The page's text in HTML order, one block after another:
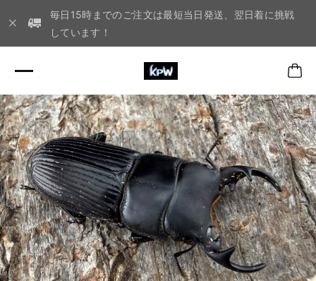
毎日15時までのご注文は最短当日発送、翌日着に挑戦
しています！